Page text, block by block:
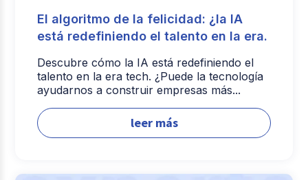
El algoritmo de la felicidad: ¿la IA
está redefiniendo el talento en la era.
Descubre cómo la IA está redefiniendo el
talento en la era tech. ¿Puede la tecnología
ayudarnos a construir empresas más...
leer más